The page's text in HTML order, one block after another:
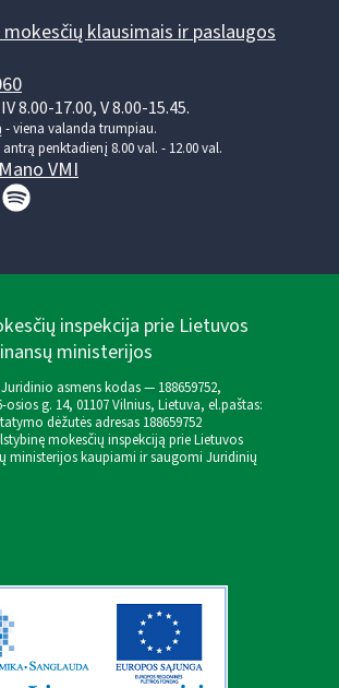
klausimais ir paslaugos
8.00-17.00, V 8.00-15.45.
- viena valanda trumpiau.
penktadienį 8.00 val. - 12.00 val.
Mano VMI
inspekcija prie Lietuvos
ministerijos
asmens kodas — 188659752,
osios g. 14, 01107 Vilnius, Lietuva, el.paštas:
dėžutės adresas 188659752
mokesčių inspekciją prie Lietuvos
ministerijos kaupiami ir saugomi Juridinių